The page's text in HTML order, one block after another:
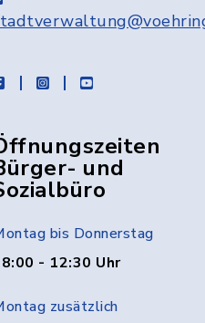
facebookinstagramyoutube
und
bis Donnerstag
- 12:30 Uhr
zusätzlich